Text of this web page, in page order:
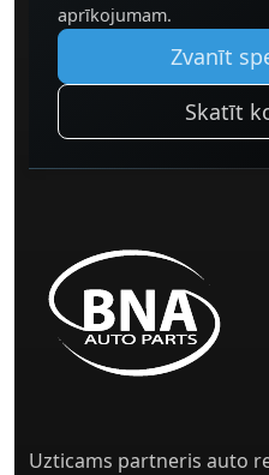
aprīkojumam.
Zvanīt
Skatīt
Uzticams partneris auto